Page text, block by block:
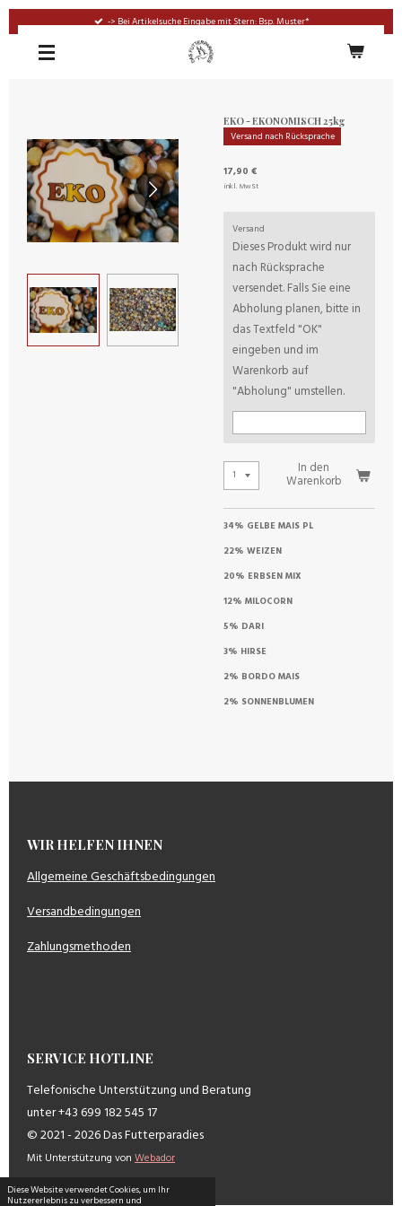
Diese Website verwendet Cookies, um Ihr
Nutzererlebnis zu verbessern und
springen
-> Bei Artikelsuche Eingabe mit Stern: Bsp. Muster*
EKO - EKONOMISCH 25kg
Versand nach Rücksprache
17,90 €
inkl. MwSt
Versand
Dieses Produkt wird nur
nach Rücksprache
versendet. Falls Sie eine
Abholung planen, bitte in
das Textfeld "OK"
eingeben und im
Warenkorb auf
"Abholung" umstellen.
In den
Warenkorb
34% GELBE MAIS PL
22% WEIZEN
20% ERBSEN MIX
12% MILOCORN
5% DARI
3% HIRSE
2% BORDO MAIS
2% SONNENBLUMEN
WIR HELFEN IHNEN
Allgemeine Geschäftsbedingungen
Versandbedingungen
Zahlungsmethoden
SERVICE HOTLINE
Telefonische Unterstützung und Beratung
unter +43 699 182 545 17
© 2021 - 2026 Das Futterparadies
Mit Unterstützung von Webador